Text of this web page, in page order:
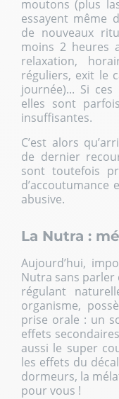
moutons (plus
essayent même
de nouveaux
moins 2 heures
relaxation,
réguliers, exit le
journée)... Si
elles sont
insuffisantes.
C’est alors
de dernier
sont toutefois
abusive.
La Nutra :
Aujourd’hui,
Nutra sans parler
régulant
organisme,
prise orale : un
effets
aussi le super
les effets du
dormeurs, la
pour vous !